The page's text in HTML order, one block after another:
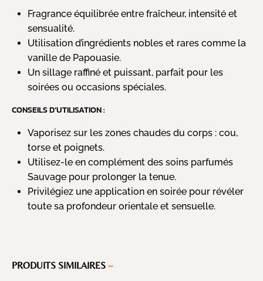
Fragrance équilibrée entre fraîcheur, intensité et
sensualité.
Utilisation d’ingrédients nobles et rares comme la
vanille de Papouasie.
Un sillage raffiné et puissant, parfait pour les
soirées ou occasions spéciales.
CONSEILS D’UTILISATION :
Vaporisez sur les zones chaudes du corps : cou,
torse et poignets.
Utilisez-le en complément des soins parfumés
Sauvage pour prolonger la tenue.
Privilégiez une application en soirée pour révéler
toute sa profondeur orientale et sensuelle.
PRODUITS SIMILAIRES ~